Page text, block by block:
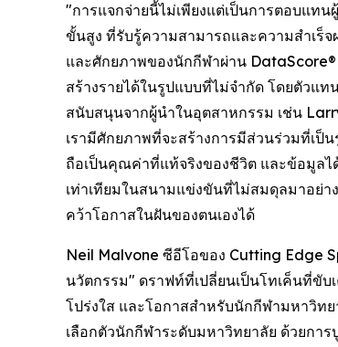
"การแจกจ่ายนี้ไม่เพียงแต่เป็นการตอบแท
ขั้นสูง ที่รับรู้ความสามารถและความสำเร็
และศักยภาพของนักกีฬาผ่าน
สร้างรายได้ในรูปแบบที่ไม่จำกัด โดยตัวแ
สนับสนุนจากผู้นำในอุตสาหกรรม เช่น
เรามีศักยภาพที่จะสร้างการมีส่วนร่วมที่เป็
ถือเป็นคุณค่าที่แท้จริงของชีวิต และข้อมูลไ
เท่าเทียมในสนามแข่งขันที่ไม่สมดุลมาอย่
คว้าโอกาสในฝันของตนเองได้
Neil Malvone ซีอีโอของ Cutting Edge
นวัตกรรม" ดราฟท์ที่เปลี่ยนเป็นโทเค็นที่ขั
โปร่งใส และโอกาสสำหรับนักกีฬามหาวิท
เลือกตัวนักกีฬาระดับมหาวิทยาลัย ด้วยก